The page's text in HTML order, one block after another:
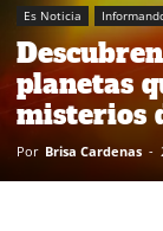
Es Noticia
planetas
misterios
Por Brisa Cardenas -